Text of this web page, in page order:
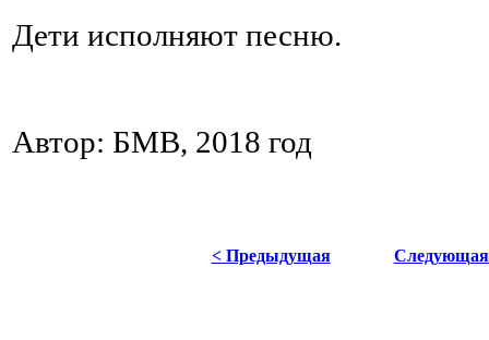
Дети исполняют песню.
Автор: БМВ, 2018 год
< Предыдущая